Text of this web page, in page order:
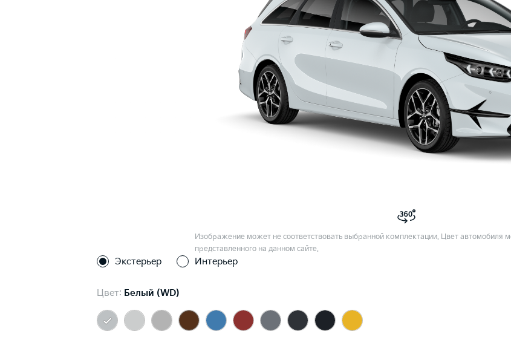
Изображение может не соответствовать выбранной комплектации. Цвет автомобиля
представленного на данном сайте.
Экстерьер Интерьер
Цвет: Белый (WD)